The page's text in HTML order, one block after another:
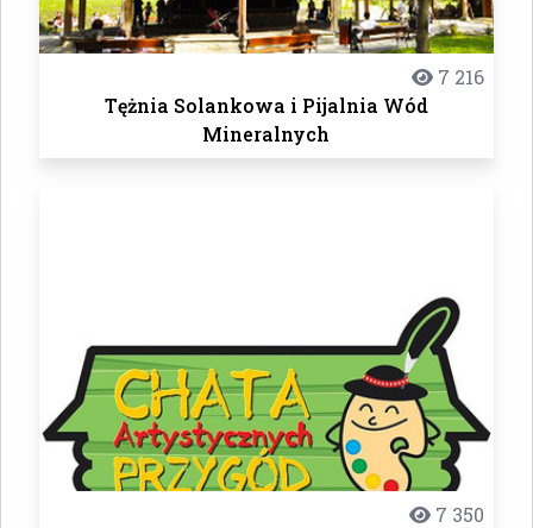
7 216
Tężnia Solankowa i Pijalnia Wód
Mineralnych
7 350